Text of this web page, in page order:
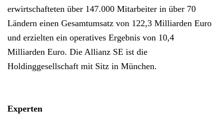
erwirtschafteten über 147.000 Mitarbeiter in über 70
Ländern einen Gesamtumsatz von 122,3 Milliarden Euro
und erzielten ein operatives Ergebnis von 10,4
Milliarden Euro. Die Allianz SE ist die
Holdinggesellschaft mit Sitz in München.
Experten